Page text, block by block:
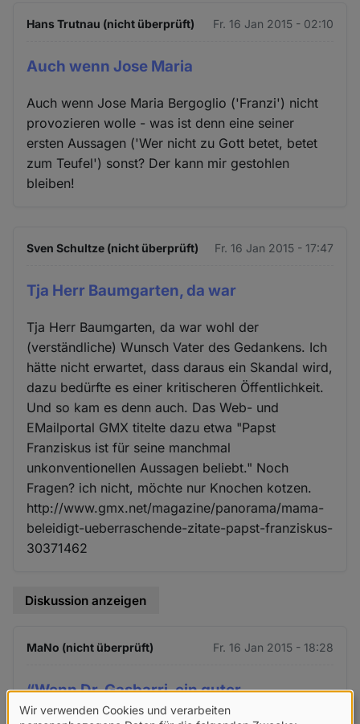
Hans Trutnau (nicht überprüft) Fr. 16 Jan 2015 - 02:10
Auch wenn Jose Maria
Auch wenn Jose Maria Bergoglio ('Franzi') nicht
provozieren wolle - was ist denn eine seiner
ersten Aussagen ('Wer nicht zu Gott betet, betet
zum Teufel') sonst? Der kann mir gestohlen
bleiben!
Sven Schultze (nicht überprüft) Fr. 16 Jan 2015 - 17:47
Tja Herr Baumgarten, da war
Tja Herr Baumgarten, da war wohl der
(verständliche) Wunsch Vater des Gedankens. Ich
hätte nicht erwartet, dass daraus ein Skandal wird,
dazu bedürfte es einer kritischeren Öffentlichkeit.
Und so kam es denn auch. Das Web- und
EMailportal GMX titelte dazu etwa "Papst
Franziskus ist für seine manchmal
unkonventionellen Aussagen beliebt." Noch
Fragen? ich nicht, möchte nur Knochen kotzen.
http://www.gmx.net/magazine/panorama/mama-
beleidigt-ueberraschende-zitate-papst-franziskus-
30371462
Diskussion anzeigen
MaNo (nicht überprüft) Fr. 16 Jan 2015 - 18:28
“Wenn Dr. Gasbarri, ein guter
Wir verwenden Cookies und verarbeiten